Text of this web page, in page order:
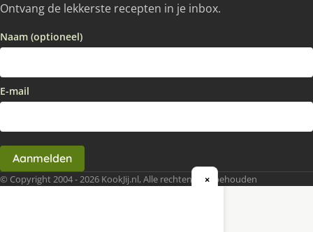
Ontvang de lekkerste recepten in je inbox.
Naam (optioneel)
E-mail
Aanmelden
© Copyright 2004 - 2026 KookJij.nl, Alle rechten voorbehouden
×